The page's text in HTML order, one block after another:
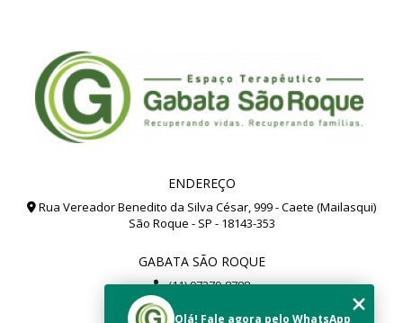
ENDEREÇO
Rua Vereador Benedito da Silva César, 999 - Caete (Mailasqui)
São Roque - SP - 18143-353
GABATA SÃO ROQUE
(11) 97279-8788
(11) 99112-8504
Olá! Fale agora pelo WhatsApp